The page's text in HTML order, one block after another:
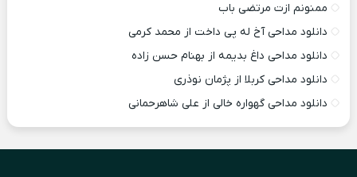
ممنونم ازت مرتضی باب
دانلود مداحی آخ له پی داخت از محمد کرمی
دانلود مداحی داغ بدیمه از بهنام حسن زاده
دانلود مداحی کربلا از پژمان نوذری
دانلود مداحی گهواره خالی از علی شاهرحمانی